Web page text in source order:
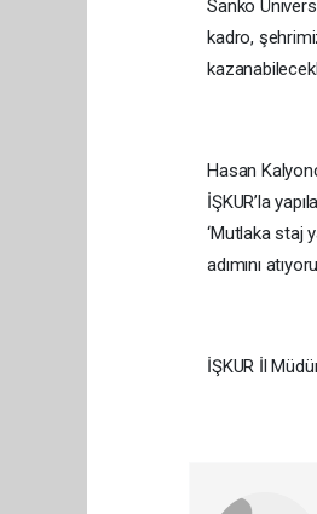
Sanko
kadro,
Hasan
İŞKUR’la
‘Mutlaka staj
adımını
İŞKUR İl